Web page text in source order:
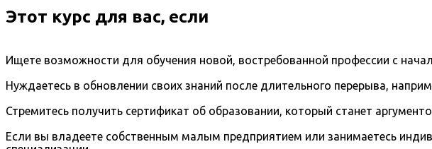
Этот курс для вас, если
Ищете возможности для обучения новой, востребованной профессии с
Нуждаетесь в обновлении своих знаний после длительного перерыва,
Стремитесь получить сертификат об образовании, который станет
Если вы владеете собственным малым предприятием или занимаетесь